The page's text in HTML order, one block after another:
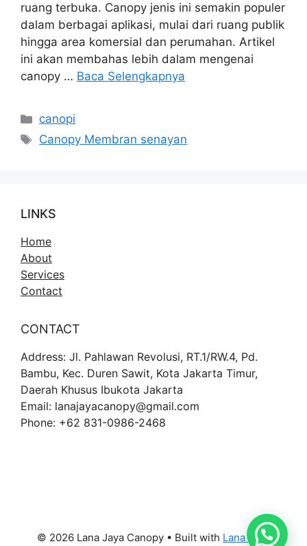
ruang terbuka. Canopy jenis ini semakin populer
dalam berbagai aplikasi, mulai dari ruang publik
hingga area komersial dan perumahan. Artikel
ini akan membahas lebih dalam mengenai
canopy … Baca Selengkapnya
Kategori
canopi
Tag
Canopy Membran senayan
LINKS
Home
About
Services
Contact
CONTACT
Address: Jl. Pahlawan Revolusi, RT.1/RW.4, Pd.
Bambu, Kec. Duren Sawit, Kota Jakarta Timur,
Daerah Khusus Ibukota Jakarta
Email: lanajayacanopy@gmail.com
Phone: +62 831-0986-2468
© 2026 Lana Jaya Canopy • Built with Lana Jaya